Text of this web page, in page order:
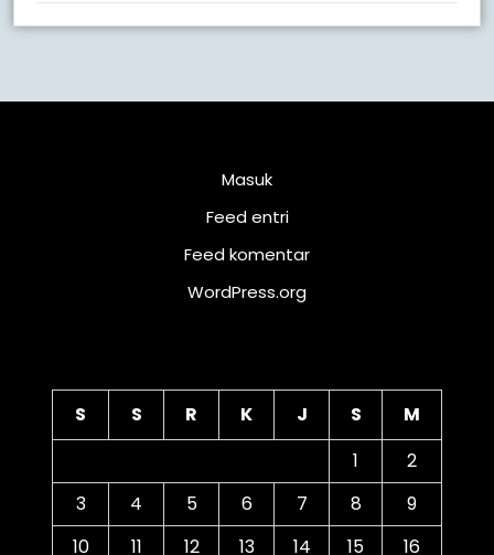
Masuk
Feed entri
Feed komentar
WordPress.org
S S R K J S
M
1
2
3
4 5 6 7 8
9
10
11 12 13 14 15 16